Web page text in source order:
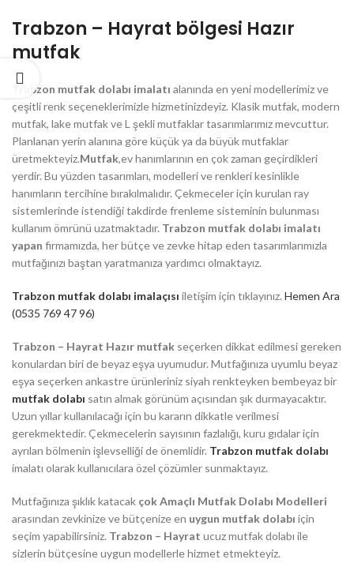
Trabzon – Hayrat bölgesi Hazır
mutfak
Trabzon mutfak dolabı imalatı alanında en yeni modellerimiz ve
çeşitli renk seçeneklerimizle hizmetinizdeyiz. Klasik mutfak, modern
mutfak, lake mutfak ve L şekli mutfaklar tasarımlarımız mevcuttur.
Planlanan yerin alanına göre küçük ya da büyük mutfaklar
üretmekteyiz.Mutfak,ev hanımlarının en çok zaman geçirdikleri
yerdir. Bu yüzden tasarımları, modelleri ve renkleri kesinlikle
hanımların tercihine bırakılmalıdır. Çekmeceler için kurulan ray
sistemlerinde istendiği takdirde frenleme sisteminin bulunması
kullanım ömrünü uzatmaktadır. Trabzon mutfak dolabı imalatı
yapan firmamızda, her bütçe ve zevke hitap eden tasarımlarımızla
mutfağınızı baştan yaratmanıza yardımcı olmaktayız.
Trabzon mutfak dolabı imalaçısı iletişim için tıklayınız. Hemen Ara
(0535 769 47 96)
Trabzon – Hayrat Hazır mutfak seçerken dikkat edilmesi gereken
konulardan biri de beyaz eşya uyumudur. Mutfağınıza uyumlu beyaz
eşya seçerken ankastre ürünleriniz siyah renkteyken bembeyaz bir
mutfak dolabı satın almak görünüm açısından şık durmayacaktır.
Uzun yıllar kullanılacağı için bu kararın dikkatle verilmesi
gerekmektedir. Çekmecelerin sayısının fazlalığı, kuru gıdalar için
ayrılan bölmenin işlevselliği de önemlidir. Trabzon mutfak dolabı
imalatı olarak kullanıcılara özel çözümler sunmaktayız.
Mutfağınıza şıklık katacak çok Amaçlı Mutfak Dolabı Modelleri
arasından zevkinize ve bütçenize en uygun mutfak dolabı için
seçim yapabilirsiniz. Trabzon – Hayrat ucuz mutfak dolabı ile
sizlerin bütçesine uygun modellerle hizmet etmekteyiz.